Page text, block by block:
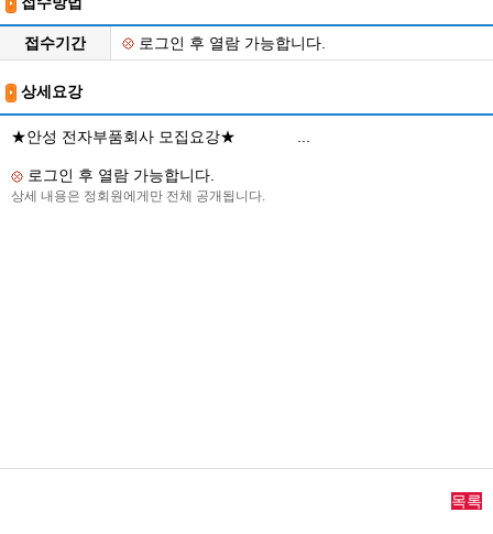
접수기간 로그인 후 열람 가능합니다.
상세요강
★안성 전자부품회사 모집요강★ ...
로그인 후 열람 가능합니다.
상세 내용은 정회원에게만 전체 공개됩니다.
목록